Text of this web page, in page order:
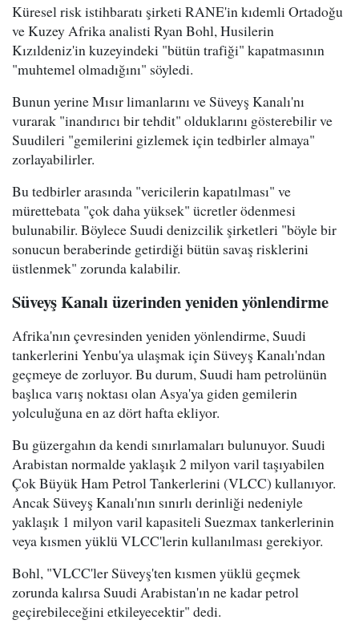
Küresel risk istihbaratı şirketi RANE'in kıdemli Ortadoğu
ve Kuzey Afrika analisti Ryan Bohl, Husilerin
Kızıldeniz'in kuzeyindeki "bütün trafiği" kapatmasının
"muhtemel olmadığını" söyledi.
Bunun yerine Mısır limanlarını ve Süveyş Kanalı'nı
vurarak "inandırıcı bir tehdit" olduklarını gösterebilir ve
Suudileri "gemilerini gizlemek için tedbirler almaya"
zorlayabilirler.
Bu tedbirler arasında "vericilerin kapatılması" ve
mürettebata "çok daha yüksek" ücretler ödenmesi
bulunabilir. Böylece Suudi denizcilik şirketleri "böyle bir
sonucun beraberinde getirdiği bütün savaş risklerini
üstlenmek" zorunda kalabilir.
Süveyş Kanalı üzerinden yeniden yönlendirme
Afrika'nın çevresinden yeniden yönlendirme, Suudi
tankerlerini Yenbu'ya ulaşmak için Süveyş Kanalı'ndan
geçmeye de zorluyor. Bu durum, Suudi ham petrolünün
başlıca varış noktası olan Asya'ya giden gemilerin
yolculuğuna en az dört hafta ekliyor.
Bu güzergahın da kendi sınırlamaları bulunuyor. Suudi
Arabistan normalde yaklaşık 2 milyon varil taşıyabilen
Çok Büyük Ham Petrol Tankerlerini (VLCC) kullanıyor.
Ancak Süveyş Kanalı'nın sınırlı derinliği nedeniyle
yaklaşık 1 milyon varil kapasiteli Suezmax tankerlerinin
veya kısmen yüklü VLCC'lerin kullanılması gerekiyor.
Bohl, "VLCC'ler Süveyş'ten kısmen yüklü geçmek
zorunda kalırsa Suudi Arabistan'ın ne kadar petrol
geçirebileceğini etkileyecektir" dedi.